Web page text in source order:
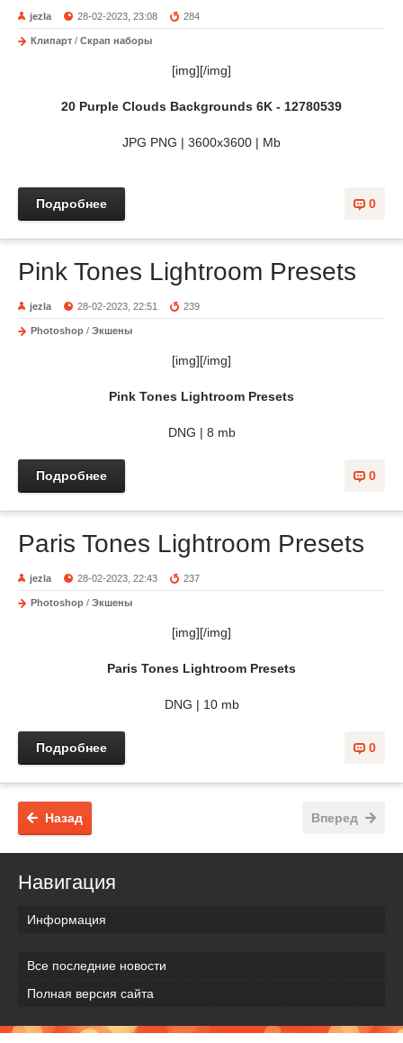
jezla 28-02-2023, 23:08 284
Клипарт / Скрап наборы
[img][/img]
20 Purple Clouds Backgrounds 6K - 12780539
JPG PNG | 3600x3600 | Mb
0
Подробнее
Pink Tones Lightroom Presets
jezla 28-02-2023, 22:51 239
Photoshop / Экшены
[img][/img]
Pink Tones Lightroom Presets
DNG | 8 mb
0
Подробнее
Paris Tones Lightroom Presets
jezla 28-02-2023, 22:43 237
Photoshop / Экшены
[img][/img]
Paris Tones Lightroom Presets
DNG | 10 mb
0
Подробнее
Вперед
Назад
Навигация
Информация
Все последние новости
Полная версия сайта